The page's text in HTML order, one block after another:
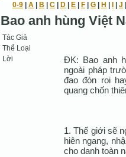
0-9 A B C D E F G H J
Bao anh hùng Việt
Tác Giả
Thể Loại
Lời
ÐK: Bao anh
ngoài pháp
đao đòn roi
quang chốn
1. Thế giới sẽ
hiên ngang,
cho danh toàn